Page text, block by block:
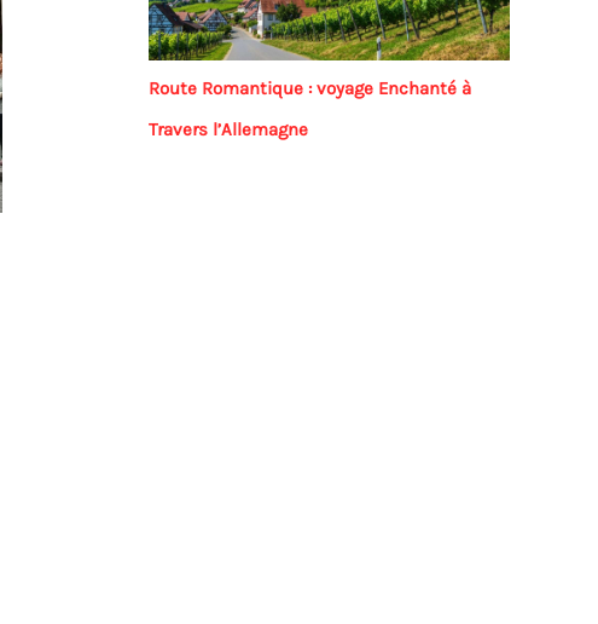
Route Romantique : voyage Enchanté à
Travers l’Allemagne